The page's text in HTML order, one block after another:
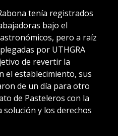
tenía registrados
bajo el
pero a raíz
por UTHGRA
de revertir la
el establecimiento, sus
de un día para otro
de Pasteleros con la
solución y los derechos